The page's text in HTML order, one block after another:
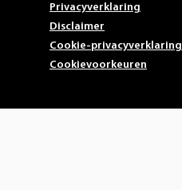
Privacyverklaring
Disclaimer
Cookie-privacyverklaring
Cookievoorkeuren